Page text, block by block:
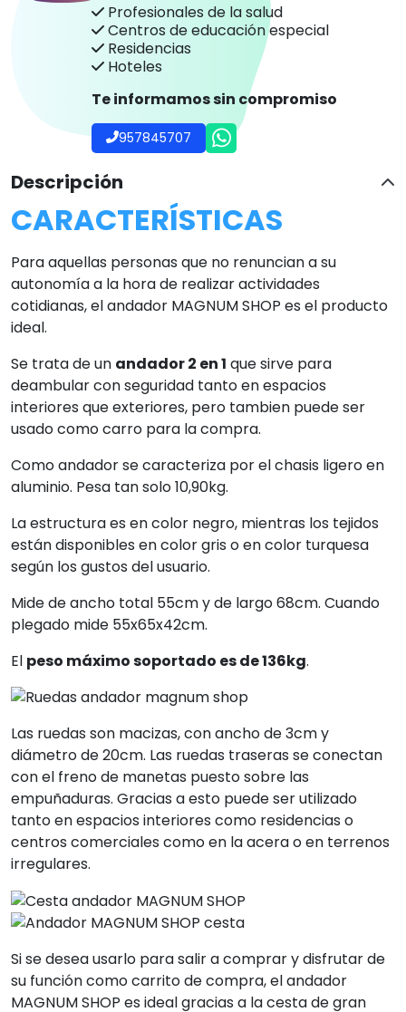
Profesionales de la salud
Centros de educación especial
Residencias
Hoteles
Te informamos sin compromiso
957845707
Descripción
CARACTERÍSTICAS
Para aquellas personas que no renuncian a su
autonomía a la hora de realizar actividades
cotidianas, el andador MAGNUM SHOP es el producto
ideal.
Se trata de un andador 2 en 1 que sirve para
deambular con seguridad tanto en espacios
interiores que exteriores, pero tambien puede ser
usado como carro para la compra.
Como andador se caracteriza por el chasis ligero en
aluminio. Pesa tan solo 10,90kg.
La estructura es en color negro, mientras los tejidos
están disponibles en color gris o en color turquesa
según los gustos del usuario.
Mide de ancho total 55cm y de largo 68cm. Cuando
plegado mide 55x65x42cm.
El peso máximo soportado es de 136kg.
Las ruedas son macizas, con ancho de 3cm y
diámetro de 20cm. Las ruedas traseras se conectan
con el freno de manetas puesto sobre las
empuñaduras. Gracias a esto puede ser utilizado
tanto en espacios interiores como residencias o
centros comerciales como en la acera o en terrenos
irregulares.
Si se desea usarlo para salir a comprar y disfrutar de
su función como carrito de compra, el andador
MAGNUM SHOP es ideal gracias a la cesta de gran